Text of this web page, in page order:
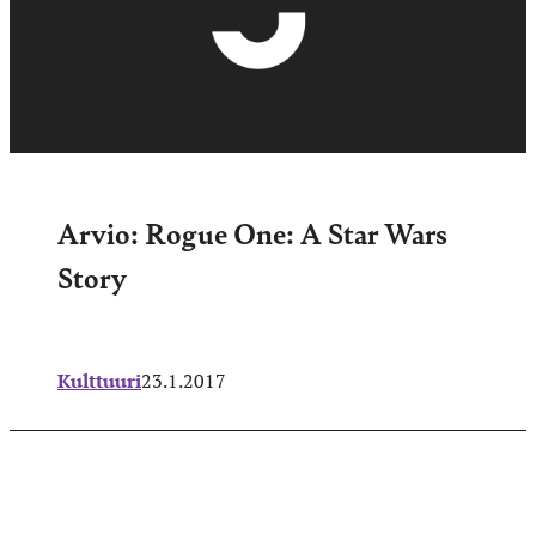
Arvio: Rogue One: A Star Wars
Story
Kulttuuri23.1.2017